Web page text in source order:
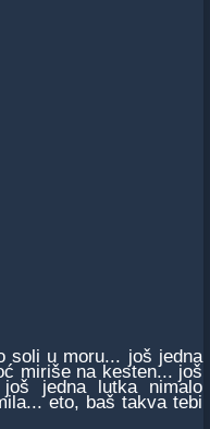
soli u moru... još jedna
miriše na kesten... još
jedna lutka nimalo
eto, baš takva tebi